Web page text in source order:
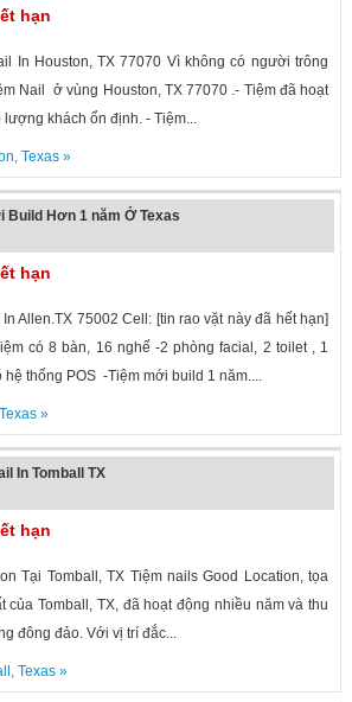
hạn
In Houston, TX 77070 Vì không có người trông
Nail ở vùng Houston, TX 77070 .- Tiệm đã hoạt
khách ổn định. - Tiệm...
, Texas»
Build Hơn 1 năm Ở Texas
hạn
Allen.TX 75002 Cell: [tin rao vặt này đã hết hạn]
có 8 bàn, 16 nghế -2 phòng facial, 2 toilet , 1
hệ thống POS -Tiệm mới build 1 năm....
Texas»
In Tomball TX
hạn
Tại Tomball, TX Tiệm nails Good Location, tọa
của Tomball, TX, đã hoạt động nhiều năm và thu
đông đảo. Với vị trí đắc...
, Texas»